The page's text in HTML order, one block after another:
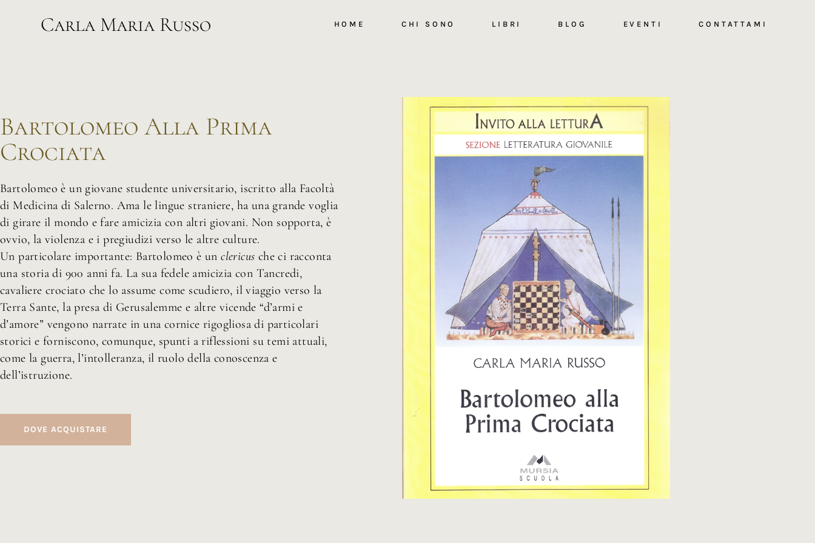
Carla Maria Russo HOME CHI SONO LIBRI BLOG EVENTI CONTATTAMI
Bartolomeo Alla Prima
Crociata
Bartolomeo è un giovane studente universitario, iscritto alla Facoltà
di Medicina di Salerno. Ama le lingue straniere, ha una grande voglia
di girare il mondo e fare amicizia con altri giovani. Non sopporta, è
ovvio, la violenza e i pregiudizi verso le altre culture.
Un particolare importante: Bartolomeo è unclericus che ci racconta
una storia di 900 anni fa. La sua fedele amicizia con Tancredi,
cavaliere crociato che lo assume come scudiero, il viaggio verso la
Terra Sante, la presa di Gerusalemme e altre vicende “d’armi e
d’amore” vengono narrate in una cornice rigogliosa di particolari
storici e forniscono, comunque, spunti a riflessioni su temi attuali,
come la guerra, l’intolleranza, il ruolo della conoscenza e
dell’istruzione.
DOVE ACQUISTARE